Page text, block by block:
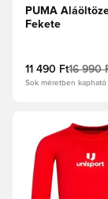
PUMA
Fekete
11 490 Ft16 990
Sok méretben kapható
Megnyit egy